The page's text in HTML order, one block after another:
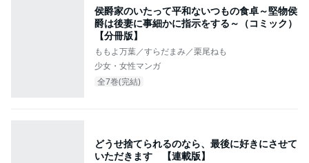
#主人公が10代女性
#コミカライズ化
侯爵家のいたって平和ないつもの食卓～堅物侯
爵は後妻に事細かに指示をする～（コミック）
【分冊版】
ももよ万葉／すらだまみ／栗尾ねも
少女・女性マンガ
全7巻(完結)
どうせ捨てられるのなら、最後に好きにさせて
いただきます 【連載版】